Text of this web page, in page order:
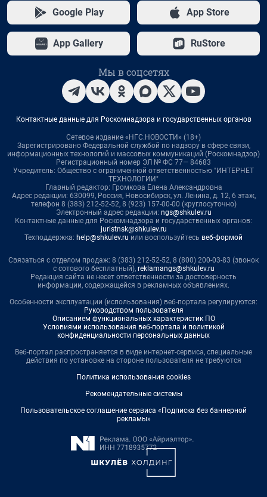
Google Play App Store
App Gallery RuStore
Мы в соцсетях
Контактные данные для Роскомнадзора и государственных органов
Сетевое издание «НГС.НОВОСТИ» (18+)
Зарегистрировано Федеральной службой по надзору в сфере связи,
информационных технологий и массовых коммуникаций (Роскомнадзор)
Регистрационный номер ЭЛ № ФС 77— 84683
Учредитель: Общество с ограниченной ответственностью "ИНТЕРНЕТ
ТЕХНОЛОГИИ"
Главный редактор: Громкова Елена Александровна
Адрес редакции: 630099, Россия, Новосибирск, ул. Ленина, д. 12, 6 этаж,
телефон 8 (383) 212-52-52, 8 (923) 157-00-00 (круглосуточно)
Электронный адрес редакции: ngs@shkulev.ru
Контактные данные для Роскомнадзора и государственных органов:
juristnsk@shkulev.ru
Техподдержка: help@shkulev.ru или воспользуйтесь веб-формой
Связаться с отделом продаж: 8 (383) 212-52-52, 8 (800) 200-03-83 (звонок
с сотового бесплатный), reklamangs@shkulev.ru
Редакция сайта не несет ответственности за достоверность
информации, содержащейся в рекламных объявлениях.
Особенности эксплуатации (использования) веб-портала регулируются:
Руководством пользователя
Описанием функциональных характеристик ПО
Условиями использования веб-портала и политикой
конфиденциальности персональных данных
Веб-портал распространяется в виде интернет-сервиса, специальные
действия по установке на стороне пользователя не требуются
Политика использования cookies
Рекомендательные системы
Пользовательское соглашение сервиса «Подписка без баннерной
рекламы»